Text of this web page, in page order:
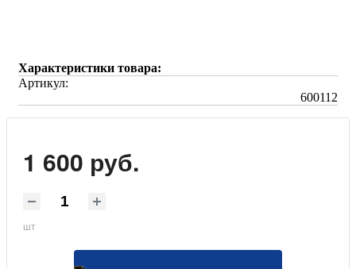
Характеристики товара:
Артикул:
600112
1 600 руб.
шт